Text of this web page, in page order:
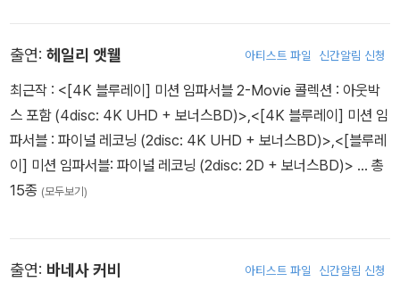
출연: 헤일리 앳웰 아티스트 파일 신간알림 신청
최근작 : <[4K 블루레이] 미션 임파서블 2-Movie 콜렉션 : 아웃박
스 포함 (4disc: 4K UHD + 보너스BD)>,<[4K 블루레이] 미션 임
파서블 : 파이널 레코닝 (2disc: 4K UHD + 보너스BD)>,<[블루레
이] 미션 임파서블: 파이널 레코닝 (2disc: 2D + 보너스BD)> … 총
15종 (모두보기)
출연: 바네사 커비 아티스트 파일 신간알림 신청